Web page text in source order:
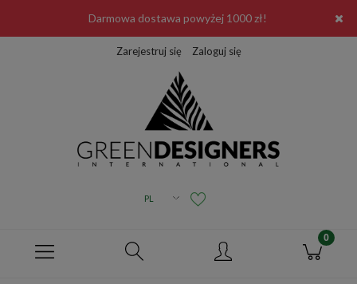
Darmowa dostawa powyżej 1000 zł!
Zarejestruj się Zaloguj się